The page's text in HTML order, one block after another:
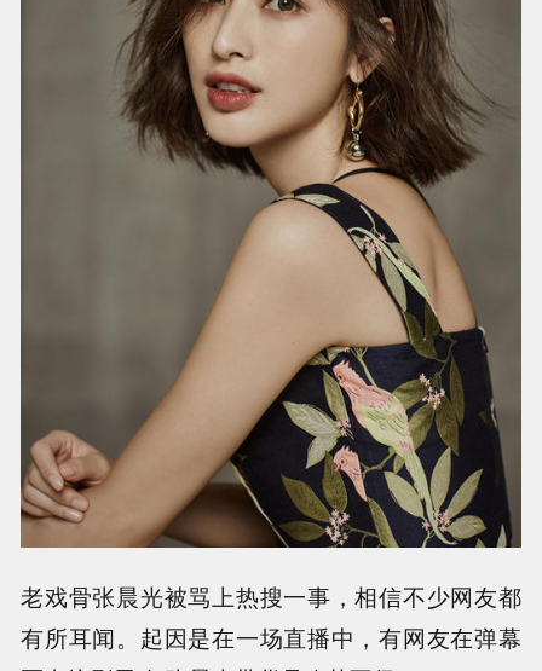
老戏骨张晨光被骂上热搜一事，相信不少网友都
有所耳闻。起因是在一场直播中，有网友在弹幕